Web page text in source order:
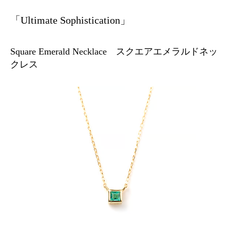
「Ultimate Sophistication」
Square Emerald Necklace スクエアエメラルドネッ
クレス